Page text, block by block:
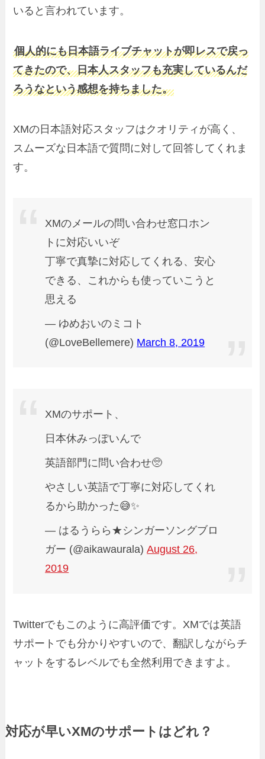
いると言われています。
個人的にも日本語ライブチャットが即レスで戻っ
てきたので、日本人スタッフも充実しているんだ
ろうなという感想を持ちました。
XMの日本語対応スタッフはクオリティが高く、
スムーズな日本語で質問に対して回答してくれま
す。
XMのメールの問い合わせ窓口ホン
トに対応いいぞ
丁寧で真摯に対応してくれる、安心
できる、これからも使っていこうと
思える
— ゆめおいのミコト
(@LoveBellemere) March 8, 2019
XMのサポート、
日本休みっぽいんで
英語部門に問い合わせ🥺
やさしい英語で丁寧に対応してくれ
るから助かった😅✨
— はるうらら★シンガーソングブロ
ガー (@aikawaurala)August 26,
2019
Twitterでもこのように高評価です。XMでは英語
サポートでも分かりやすいので、翻訳しながらチ
ャットをするレベルでも全然利用できますよ。
対応が早いXMのサポートはどれ？